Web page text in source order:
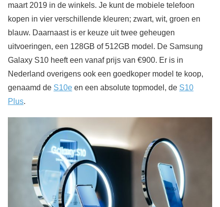
maart 2019 in de winkels. Je kunt de mobiele telefoon
kopen in vier verschillende kleuren; zwart, wit, groen en
blauw. Daarnaast is er keuze uit twee geheugen
uitvoeringen, een 128GB of 512GB model. De Samsung
Galaxy S10 heeft een vanaf prijs van €900. Er is in
Nederland overigens ook een goedkoper model te koop,
genaamd de S10e en een absolute topmodel, de S10
Plus.